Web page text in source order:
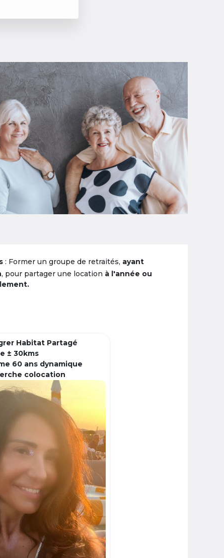
: Former un groupe de retraités, ayant
, pour partager une location à l'année ou
Habitat Partagé
± 30kms
60 ans dynamique
colocation